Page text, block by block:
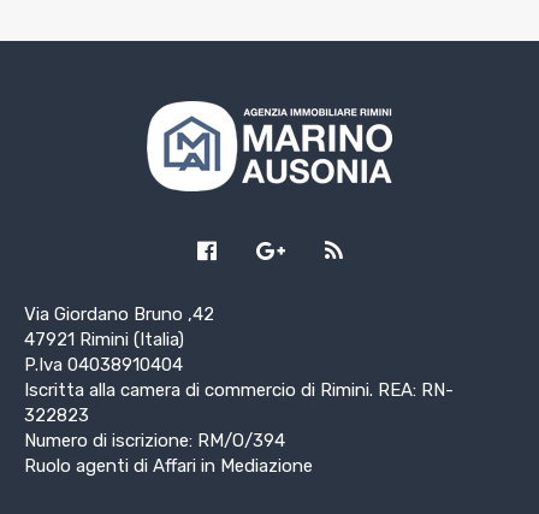
Via Giordano Bruno ,42
47921 Rimini (Italia)
P.Iva 04038910404
Iscritta alla camera di commercio di Rimini. REA: RN-
322823
Numero di iscrizione: RM/O/394
Ruolo agenti di Affari in Mediazione